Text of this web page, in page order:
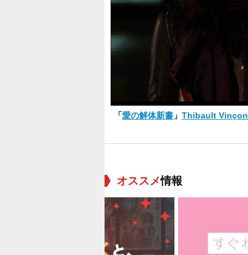
「愛の解体新書 」 Thibault Vinçon
オススメ情報